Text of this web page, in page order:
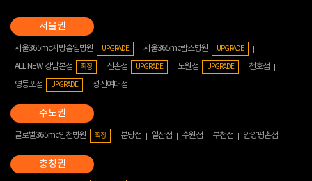
서울365mc지방흡입병원 UPGRADE 서울365mc람스병원 UPGRADE
ALL NEW 강남본점 확장 신촌점 UPGRADE 노원점 UPGRADE
천호점
영등포점
UPGRADE 성신여대점
글로벌365mc인천병원 확장 분당점 일산점 수원점 부천점 안양평촌점